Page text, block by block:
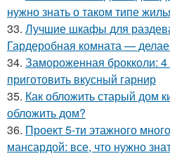
нужно знать о таком типе
33. Лучшие шкафы для
Гардеробная комната —
34. Замороженная брокколи:
приготовить вкусный гарнир
35. Как обложить старый дом
обложить дом?
36. Проект 5-ти этажного
мансардой: все, что нужно